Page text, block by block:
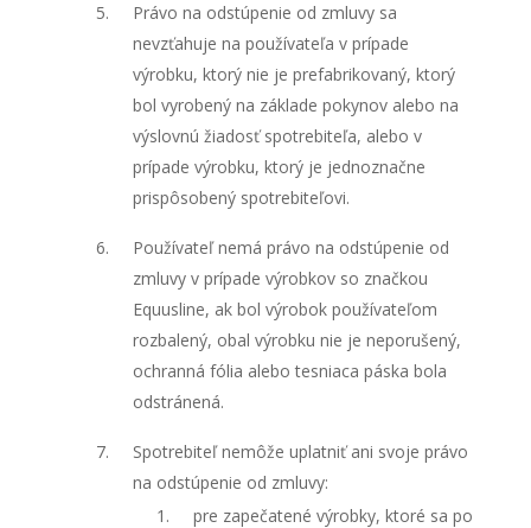
Právo na odstúpenie od zmluvy sa
nevzťahuje na používateľa v prípade
výrobku, ktorý nie je prefabrikovaný, ktorý
bol vyrobený na základe pokynov alebo na
výslovnú žiadosť spotrebiteľa, alebo v
prípade výrobku, ktorý je jednoznačne
prispôsobený spotrebiteľovi.
Používateľ nemá právo na odstúpenie od
zmluvy v prípade výrobkov so značkou
Equusline, ak bol výrobok používateľom
rozbalený, obal výrobku nie je neporušený,
ochranná fólia alebo tesniaca páska bola
odstránená.
Spotrebiteľ nemôže uplatniť ani svoje právo
na odstúpenie od zmluvy:
pre zapečatené výrobky, ktoré sa po